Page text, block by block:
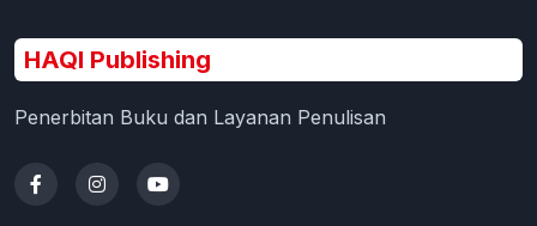
HAQI Publishing
Penerbitan Buku dan Layanan Penulisan